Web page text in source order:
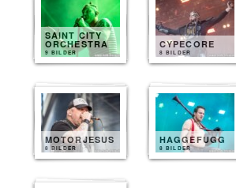
SAINT CITY
ORCHESTRA
9 BILDER
CYPECORE
8 BILDER
MOTORJESUS
8 BILDER
HAGGEFUGG
8 BILDER